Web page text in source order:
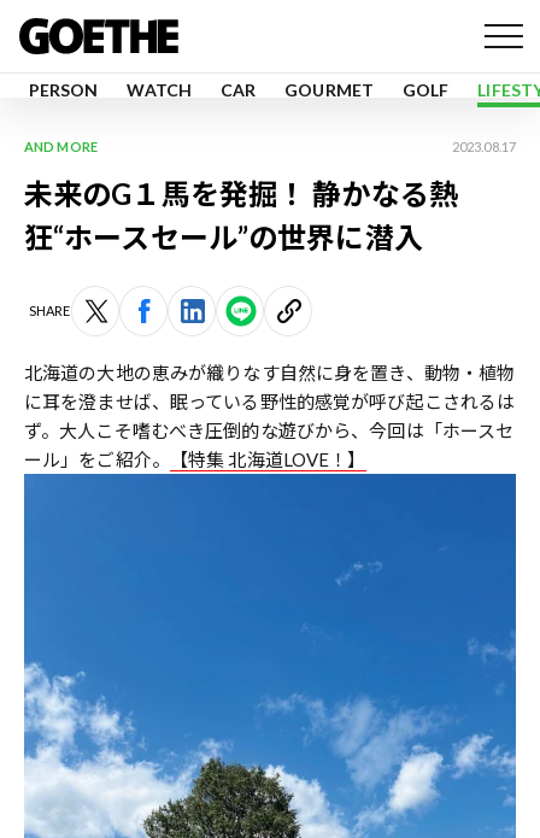
PERSON WATCH CAR GOURMET GOLF
AND MORE 2023.08.17
未来のG１馬を発掘！ 静かなる熱
狂“ホースセール”の世界に潜入
SHARE
北海道の大地の恵みが織りなす自然に身を置き、動物・植物
に耳を澄ませば、眠っている野性的感覚が呼び起こされるは
ず。大人こそ嗜むべき圧倒的な遊びから、今回は「ホースセ
ール」をご紹介。
【特集 北海道LOVE！】